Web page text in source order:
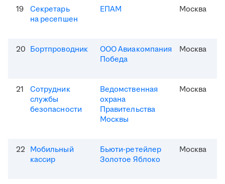
19
Секретарь
на ресепшен
ЕПАМ Москва
20 Бортпроводник
ООО Авиакомпания
Победа
Москва
21
Сотрудник
службы
безопасности
Ведомственная
охрана
Правительства
Москвы
Москва
22 Мобильный
кассир
Бьюти-ретейлер
Золотое Яблоко
Москва